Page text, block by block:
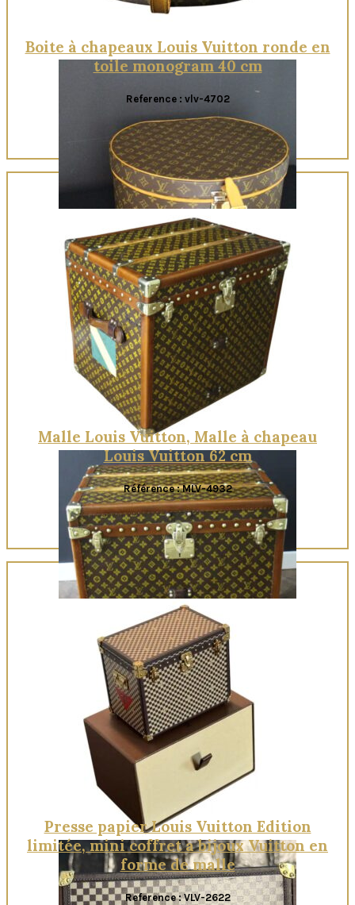
Quick View
Boite à chapeaux Louis Vuitton ronde en
toile monogram 40 cm
Reference : vlv-4702
Quick View
Malle Louis Vuitton, Malle à chapeau
Louis Vuitton 62 cm
Référence : MLV-4932
Presse papier Louis Vuitton Edition
limitée, mini coffret a bijoux Vuitton en
forme de malle
Reference : VLV-2622